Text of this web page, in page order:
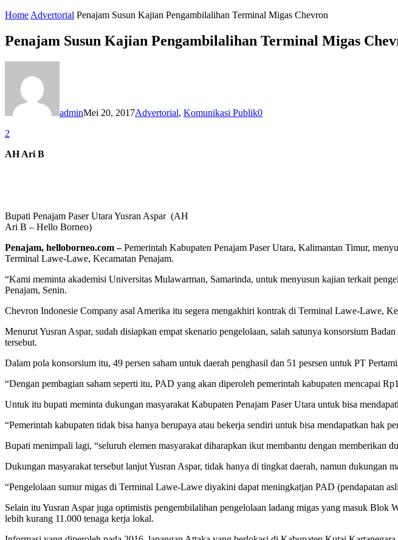
Home Advertorial Penajam Susun Kajian Pengambilalihan Terminal Migas Chevron
Penajam Susun Kajian Pengambilalihan Terminal Migas
adminMei 20, 2017Advertorial, Komunikasi Publik0
2
AH Ari B
Bupati Penajam Paser Utara Yusran Aspar (AH
Ari B – Hello Borneo)
Penajam, helloborneo.com–Pemerintah Kabupaten Penajam Paser Utara, Kalimantan Timur,
Terminal Lawe-Lawe, Kecamatan Penajam.
“Kami meminta akademisi Universitas Mulawarman, Samarinda, untuk menyusun kajian terkait
Penajam, Senin.
Chevron Indonesie Company asal Amerika itu segera mengakhiri kontrak di Terminal Lawe-Lawe,
Menurut Yusran Aspar, sudah disiapkan empat skenario pengelolaan, salah satunya konsorsium
tersebut.
Dalam pola konsorsium itu, 49 persen saham untuk daerah penghasil dan 51 pesrsen untuk PT
“Dengan pembagian saham seperti itu, PAD yang akan diperoleh pemerintah kabupaten mencapai
Untuk itu bupati meminta dukungan masyarakat Kabupaten Penajam Paser Utara untuk bisa
“Pemerintah kabupaten tidak bisa hanya berupaya atau bekerja sendiri untuk bisa mendapatkan hak
Bupati menimpali lagi, “seluruh elemen masyarakat diharapkan ikut membantu dengan memberikan
Dukungan masyarakat tersebut lanjut Yusran Aspar, tidak hanya di tingkat daerah, namun dukungan
“Pengelolaan sumur migas di Terminal Lawe-Lawe diyakini dapat meningkatjan PAD (pendapatan
Selain itu Yusran Aspar juga optimistis pengembilalihan pengelolaan ladang migas yang masuk
lebih kurang 11.000 tenaga kerja lokal.